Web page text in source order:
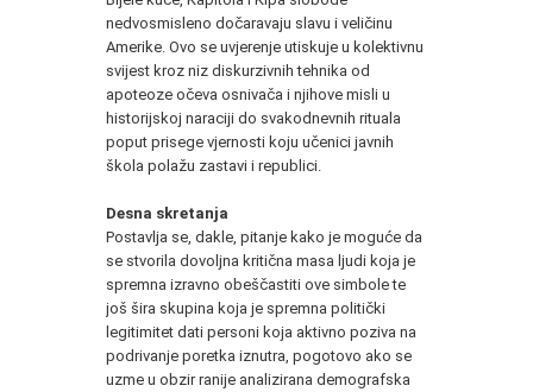
nedvosmisleno dočaravaju slavu i veličinu
Amerike. Ovo se uvjerenje utiskuje u kolektivnu
svijest kroz niz diskurzivnih tehnika od
apoteoze očeva osnivača i njihove misli u
historijskoj naraciji do svakodnevnih rituala
poput prisege vjernosti koju učenici javnih
škola polažu zastavi i republici.
Desna skretanja
Postavlja se, dakle, pitanje kako je moguće da
se stvorila dovoljna kritična masa ljudi koja je
spremna izravno obeščastiti ove simbole te
još šira skupina koja je spremna politički
legitimitet dati personi koja aktivno poziva na
podrivanje poretka iznutra, pogotovo ako se
uzme u obzir ranije analizirana demografska